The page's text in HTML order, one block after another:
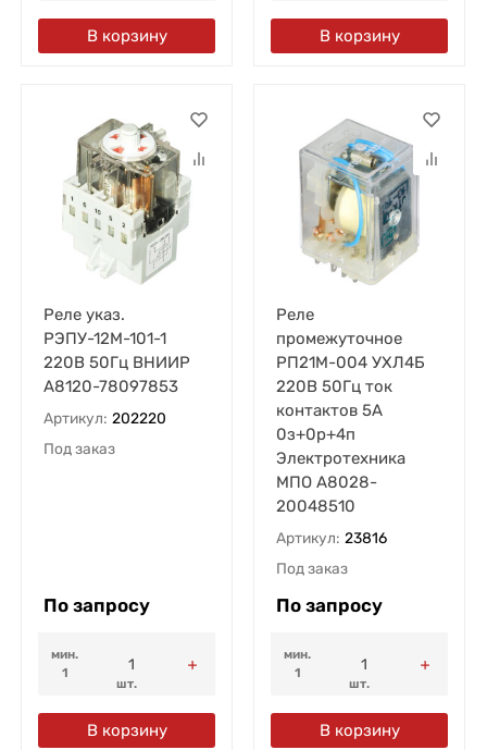
В корзину В корзину
Реле указ.
РЭПУ-12М-101-1
220В 50Гц ВНИИР
A8120-78097853
Артикул: 202220
Под заказ
По запросу
мин.
1
шт.
В корзину
Реле
промежуточное
РП21М-004 УХЛ4Б
220В 50Гц ток
контактов 5А
0з+0р+4п
Электротехника
МПО A8028-
20048510
Артикул: 23816
Под заказ
По запросу
мин.
1
шт.
В корзину